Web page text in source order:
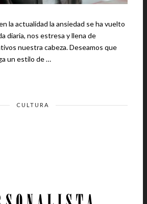
la actualidad la ansiedad se ha vuelto
diaria, nos estresa y llena de
cabeza. Deseamos que
un estilo de …
CULTURA